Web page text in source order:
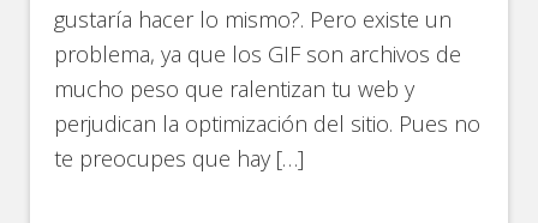
gustaría hacer lo mismo?. Pero existe un
problema, ya que los GIF son archivos de
mucho peso que ralentizan tu web y
perjudican la optimización del sitio. Pues no
te preocupes que hay […]